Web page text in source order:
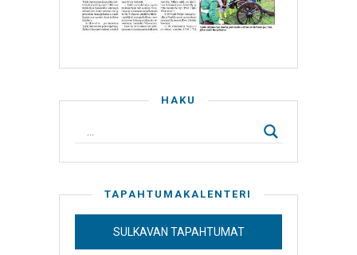
HAKU
TAPAHTUMAKALENTERI
SULKAVAN TAPAHTUMAT